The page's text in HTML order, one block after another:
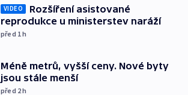
VIDEO
Rozšíření asistované
reprodukce u ministerstev naráží
před 1h
Méně metrů, vyšší ceny. Nové byty
jsou stále menší
před 2h